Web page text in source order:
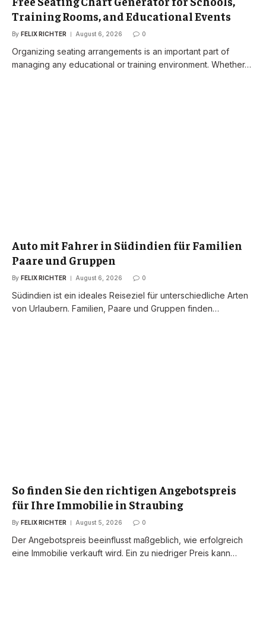
Training Rooms, and Educational Events
By FELIX RICHTER August 6, 2026 0
Organizing seating arrangements is an important part of
managing any educational or training environment. Whether…
Auto mit Fahrer in Südindien für Familien
Paare und Gruppen
By FELIX RICHTER August 6, 2026 0
Südindien ist ein ideales Reiseziel für unterschiedliche Arten
von Urlaubern. Familien, Paare und Gruppen finden…
So finden Sie den richtigen Angebotspreis
für Ihre Immobilie in Straubing
By FELIX RICHTER August 5, 2026 0
Der Angebotspreis beeinflusst maßgeblich, wie erfolgreich
eine Immobilie verkauft wird. Ein zu niedriger Preis kann…